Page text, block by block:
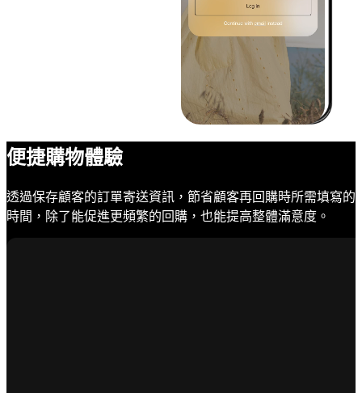
便捷購物體驗
透過保存顧客的訂單寄送資訊，節省顧客再回購時所需填寫的
時間，除了能促進更頻繁的回購，也能提高整體滿意度。